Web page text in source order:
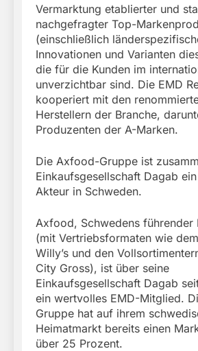
Vermarktung etablierter und
nachgefragter Top-
(einschließlich
Innovationen und Varianten
die für die Kunden im
unverzichtbar sind. Die EMD
kooperiert mit den
Herstellern der Branche,
Produzenten der A-Marken.
Die Axfood-Gruppe ist
Einkaufsgesellschaft Dagab
Akteur in Schweden.
Axfood, Schwedens führender
(mit Vertriebsformaten wie
Willy’s und den
City Gross), ist über seine
Einkaufsgesellschaft Dagab
ein wertvolles EMD-Mitglied.
Gruppe hat auf ihrem
Heimatmarkt bereits einen
über 25 Prozent.